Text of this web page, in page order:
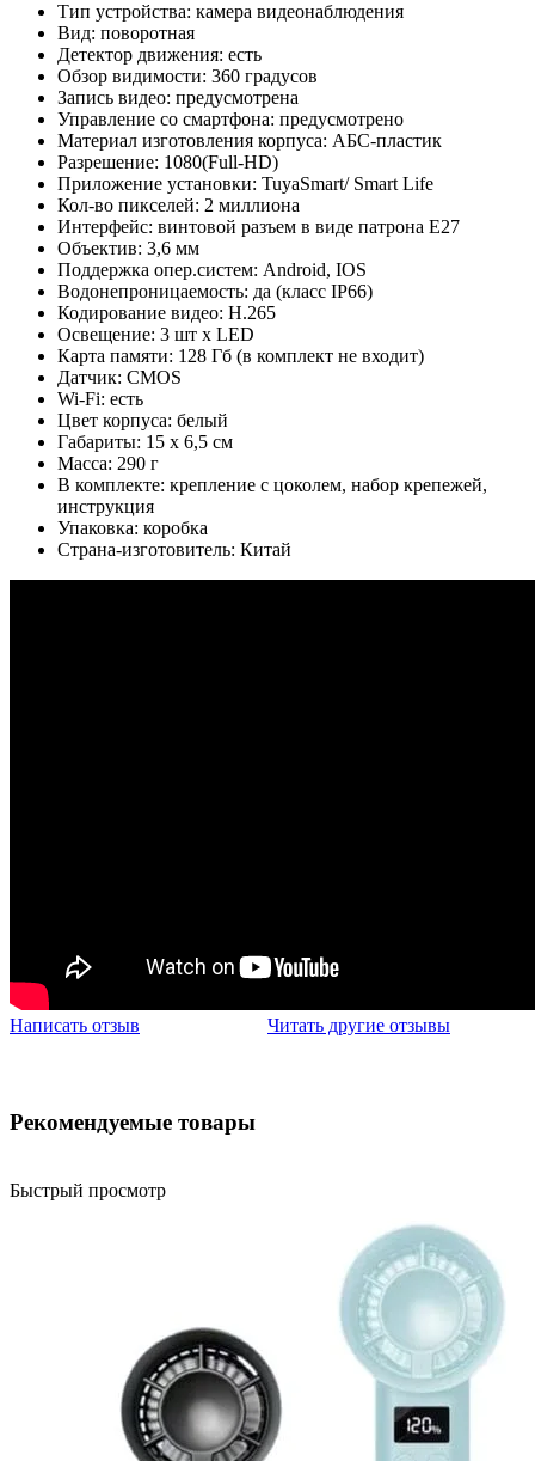
Тип устройства: камера видеонаблюдения
Вид: поворотная
Детектор движения: есть
Обзор видимости: 360 градусов
Запись видео: предусмотрена
Управление со смартфона: предусмотрено
Материал изготовления корпуса: АБС-пластик
Разрешение: 1080(Full-HD)
Приложение установки: TuyaSmart/ Smart Life
Кол-во пикселей: 2 миллиона
Интерфейс: винтовой разъем в виде патрона E27
Объектив: 3,6 мм
Поддержка опер.систем: Android, IOS
Водонепроницаемость: да (класс IP66)
Кодирование видео: H.265
Освещение: 3 шт x LED
Карта памяти: 128 Гб (в комплект не входит)
Датчик: CMOS
Wi-Fi: есть
Цвет корпуса: белый
Габариты: 15 х 6,5 см
Масса: 290 г
В комплекте: крепление с цоколем, набор крепежей,
инструкция
Упаковка: коробка
Страна-изготовитель: Китай
Написать отзыв Читать другие отзывы
Рекомендуемые товары
Быстрый просмотр